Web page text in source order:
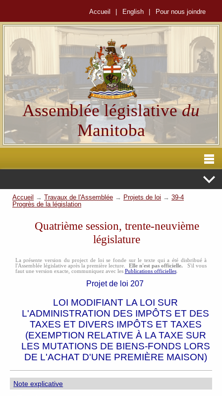
Accueil English Pour nous joindre
Assemblée législativedu
Manitoba
Accueil → Travaux de l'Assemblée → Projets de loi → 39-4
Progrès de la législation
Quatrième session, trente-neuvième
législature
La présente version du project de loi se fonde sur le texte qui a été disbribué à
l'Assemblée législative après la première lecture. Elle n'est pas officielle. S'il vous
faut une version exacte, communiquez avec les Publications officielles.
Projet de loi 207
LOI MODIFIANT LA LOI SUR
L'ADMINISTRATION DES IMPÔTS ET DES
TAXES ET DIVERS IMPÔTS ET TAXES
(EXEMPTION RELATIVE À LA TAXE SUR
LES MUTATIONS DE BIENS-FONDS LORS
DE L'ACHAT D'UNE PREMIÈRE MAISON)
Note explicative